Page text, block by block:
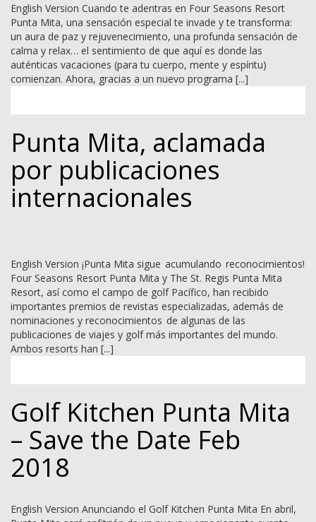
English Version Cuando te adentras en Four Seasons Resort
Punta Mita, una sensación especial te invade y te transforma:
un aura de paz y rejuvenecimiento, una profunda sensación de
calma y relax… el sentimiento de que aquí es donde las
auténticas vacaciones (para tu cuerpo, mente y espíritu)
comienzan. Ahora, gracias a un nuevo programa [...]
Punta Mita, aclamada
por publicaciones
internacionales
English Version ¡Punta Mita sigue acumulando reconocimientos!
Four Seasons Resort Punta Mita y The St. Regis Punta Mita
Resort, así como el campo de golf Pacífico, han recibido
importantes premios de revistas especializadas, además de
nominaciones y reconocimientos de algunas de las
publicaciones de viajes y golf más importantes del mundo.
Ambos resorts han [...]
Golf Kitchen Punta Mita
– Save the Date Feb
2018
English Version Anunciando el Golf Kitchen Punta Mita En abril,